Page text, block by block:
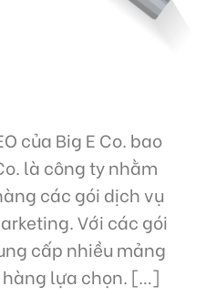
của Big E Co. bao
là công ty nhằm
các gói dịch vụ
Với các gói
cấp nhiều mảng
lựa chọn. […]